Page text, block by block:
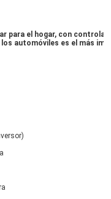
para el hogar, con
automóviles es el más